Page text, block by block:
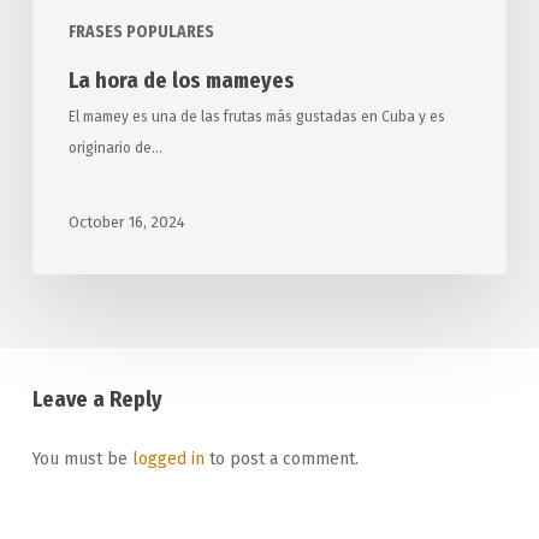
FRASES POPULARES
La hora de los mameyes
El mamey es una de las frutas más gustadas en Cuba y es
originario de…
October 16, 2024
Leave a Reply
You must be logged into post a comment.